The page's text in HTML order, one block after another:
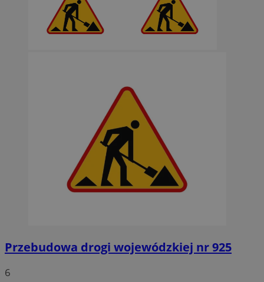
Przebudowa drogi wojewódzkiej nr 925
6